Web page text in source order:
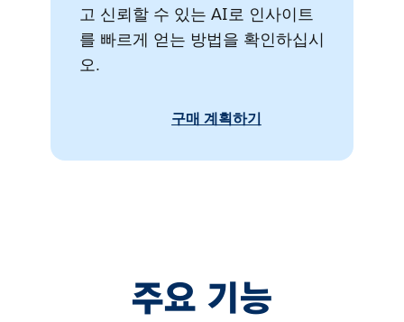
고 신뢰할 수 있는 AI로 인사이트
를 빠르게 얻는 방법을 확인하십시
오.
구매 계획하기
주요 기능